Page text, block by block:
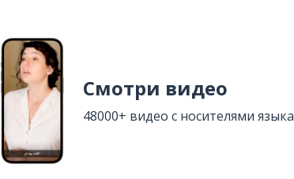
Смотри видео
48000+ видео с носителями языка